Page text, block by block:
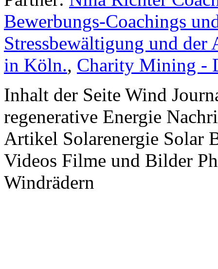
Bewerbungs-Coachings
Stressbewältigung und
in Köln., Charity Mining -
Inhalt der Seite Wind
regenerative Energie
Artikel Solarenergie Solar
Videos Filme und Bilder
Windrädern